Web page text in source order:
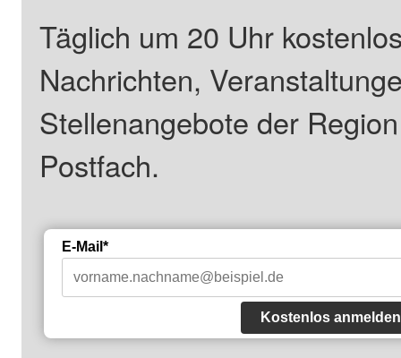
Täglich um 20 Uhr
Nachrichten,
Stellenangebote der
Postfach.
E-Mail*
Kostenlos anmelden